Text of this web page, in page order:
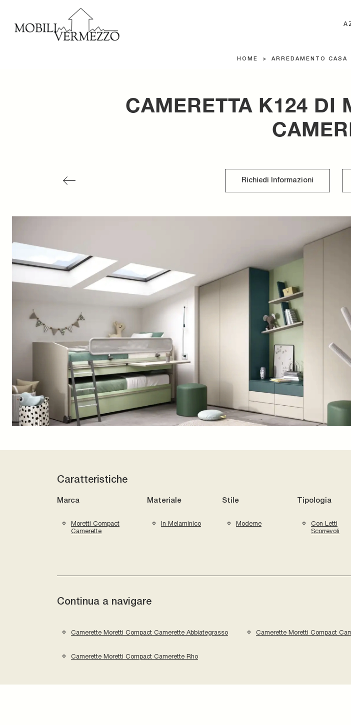
HOME > ARREDAMENTO CASA
CAMERETTA K124 DI
Richiedi Informazioni
Caratteristiche
Marca
Moretti Compact
Camerette
Materiale
In Melaminico
Stile
Moderne
Tipologia
Con Letti
Scorrevoli
Continua a navigare
Camerette Moretti Compact Camerette Abbiategrasso Camerette Moretti Compact
Camerette Moretti Compact Camerette Rho